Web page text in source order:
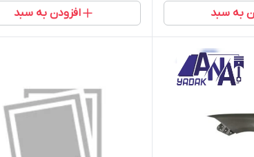
به سبد افزودن به سبد